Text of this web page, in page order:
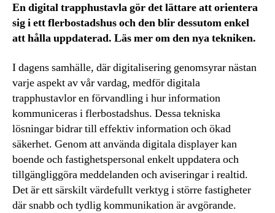
En digital trapphustavla gör det lättare att orientera
sig i ett flerbostadshus och den blir dessutom enkel
att hålla uppdaterad. Läs mer om den nya tekniken.
I dagens samhälle, där digitalisering genomsyrar nästan
varje aspekt av vår vardag, medför digitala
trapphustavlor en förvandling i hur information
kommuniceras i flerbostadshus. Dessa tekniska
lösningar bidrar till effektiv information och ökad
säkerhet. Genom att använda digitala displayer kan
boende och fastighetspersonal enkelt uppdatera och
tillgängliggöra meddelanden och aviseringar i realtid.
Det är ett särskilt värdefullt verktyg i större fastigheter
där snabb och tydlig kommunikation är avgörande.